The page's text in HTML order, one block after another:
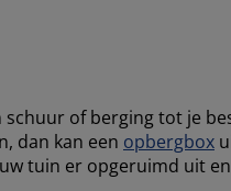
schuur of berging tot je
dan kan een opbergbox
tuin er opgeruimd uit